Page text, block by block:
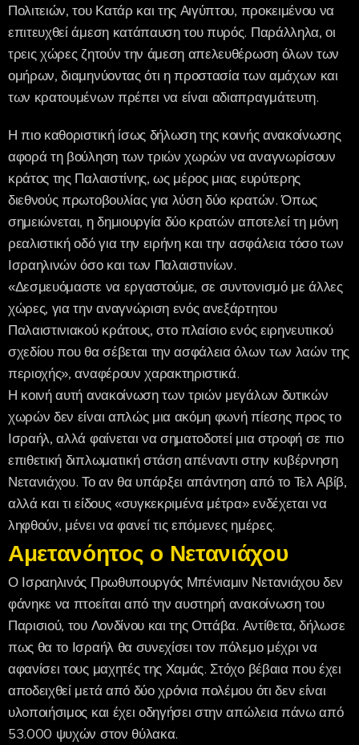
Πολιτειών, του Κατάρ και της Αιγύπτου, προκειμένου να
επιτευχθεί άμεση κατάπαυση του πυρός. Παράλληλα, οι
τρεις χώρες ζητούν την άμεση απελευθέρωση όλων των
ομήρων, διαμηνύοντας ότι η προστασία των αμάχων και
των κρατουμένων πρέπει να είναι αδιαπραγμάτευτη.
Η πιο καθοριστική ίσως δήλωση της κοινής ανακοίνωσης
αφορά τη βούληση των τριών χωρών να αναγνωρίσουν
κράτος της Παλαιστίνης, ως μέρος μιας ευρύτερης
διεθνούς πρωτοβουλίας για λύση δύο κρατών. Όπως
σημειώνεται, η δημιουργία δύο κρατών αποτελεί τη μόνη
ρεαλιστική οδό για την ειρήνη και την ασφάλεια τόσο των
Ισραηλινών όσο και των Παλαιστινίων.
«Δεσμευόμαστε να εργαστούμε, σε συντονισμό με άλλες
χώρες, για την αναγνώριση ενός ανεξάρτητου
Παλαιστινιακού κράτους, στο πλαίσιο ενός ειρηνευτικού
σχεδίου που θα σέβεται την ασφάλεια όλων των λαών της
περιοχής», αναφέρουν χαρακτηριστικά.
Η κοινή αυτή ανακοίνωση των τριών μεγάλων δυτικών
χωρών δεν είναι απλώς μια ακόμη φωνή πίεσης προς το
Ισραήλ, αλλά φαίνεται να σηματοδοτεί μια στροφή σε πιο
επιθετική διπλωματική στάση απέναντι στην κυβέρνηση
Νετανιάχου. Το αν θα υπάρξει απάντηση από το Τελ Αβίβ,
αλλά και τι είδους «συγκεκριμένα μέτρα» ενδέχεται να
ληφθούν, μένει να φανεί τις επόμενες ημέρες.
Αμετανόητος ο Νετανιάχου
Ο Ισραηλινός Πρωθυπουργός Μπένιαμιν Νετανιάχου δεν
φάνηκε να πτοείται από την αυστηρή ανακοίνωση του
Παρισιού, του Λονδίνου και της Οττάβα. Αντίθετα, δήλωσε
πως θα το Ισραήλ θα συνεχίσει τον πόλεμο μέχρι να
αφανίσει τους μαχητές της Χαμάς. Στόχο βέβαια που έχει
αποδειχθεί μετά από δύο χρόνια πολέμου ότι δεν είναι
υλοποιήσιμος και έχει οδηγήσει στην απώλεια πάνω από
53.000 ψυχών στον θύλακα.